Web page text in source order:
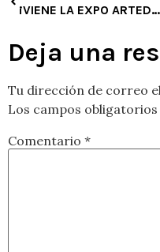
¡VIENE LA EXPO ARTEDUCARTE 2016! DESDE LOS UMBRALES A LOS TERRITORIOS HABITADOS
Deja una
Tu dirección de correo
Los campos
Comentario *